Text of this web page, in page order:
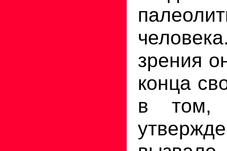
зрения
конца
в том,